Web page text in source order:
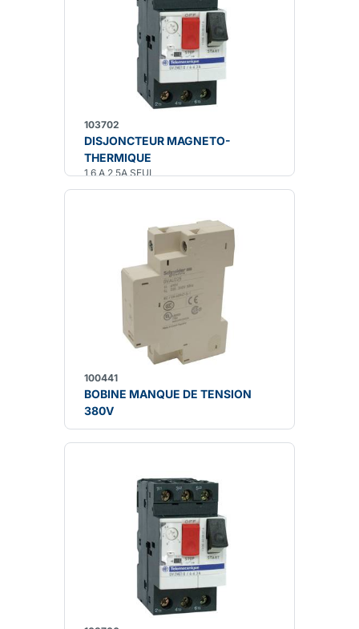
103702
DISJONCTEUR MAGNETO-
THERMIQUE
1,6 A 2,5A SEUL
100441
BOBINE MANQUE DE TENSION
380V